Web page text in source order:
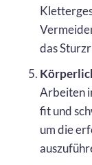
das
Arbeiten
fit und
um die